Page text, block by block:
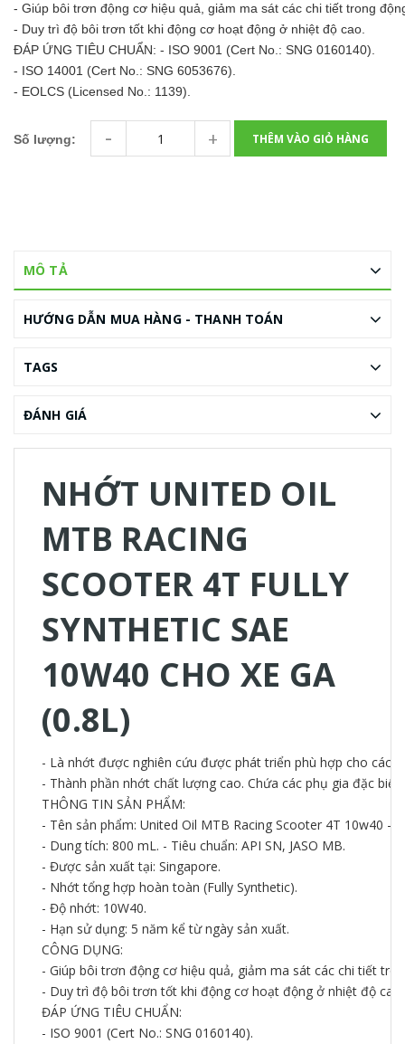
- Giúp bôi trơn động cơ hiệu quả, giảm ma sát các chi tiết trong
- Duy trì độ bôi trơn tốt khi động cơ hoạt động ở nhiệt độ cao.
ĐÁP ỨNG TIÊU CHUẨN: - ISO 9001 (Cert No.: SNG 0160140).
- ISO 14001 (Cert No.: SNG 6053676).
- EOLCS (Licensed No.: 1139).
Số lượng: - + THÊM VÀO GIỎ HÀNG
MÔ TẢ
HƯỚNG DẪN MUA HÀNG - THANH TOÁN
TAGS
ĐÁNH GIÁ
NHỚT UNITED OIL
MTB RACING
SCOOTER 4T FULLY
SYNTHETIC SAE
10W40 CHO XE GA
(0.8L)
- Là nhớt được nghiên cứu được phát triển phù hợp cho các
- Thành phần nhớt chất lượng cao. Chứa các phụ gia đặc
THÔNG TIN SẢN PHẨM:
- Tên sản phẩm: United Oil MTB Racing Scooter 4T 10w40 -
- Dung tích: 800 mL. - Tiêu chuẩn: API SN, JASO MB.
- Được sản xuất tại: Singapore.
- Nhớt tổng hợp hoàn toàn (Fully Synthetic).
- Độ nhớt: 10W40.
- Hạn sử dụng: 5 năm kể từ ngày sản xuất.
CÔNG DỤNG:
- Giúp bôi trơn động cơ hiệu quả, giảm ma sát các chi tiết
- Duy trì độ bôi trơn tốt khi động cơ hoạt động ở nhiệt độ cao.
ĐÁP ỨNG TIÊU CHUẨN:
- ISO 9001 (Cert No.: SNG 0160140).